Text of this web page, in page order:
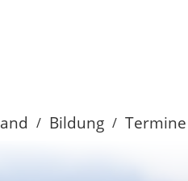
/ Bildung / Termine